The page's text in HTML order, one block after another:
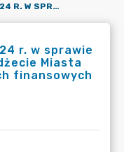
120.92.2024 Z DN. 07.06.2024 R. W SPRAWIE WPROWADZENIA ZMIAN W BUDŻECIE MIASTA ŁĘCZYCA NA 2024 R. I PLANACH FINANSOWYCH JEDNOSTEK BUDŻETOWYCH
r. w sprawie
Miasta
finansowych